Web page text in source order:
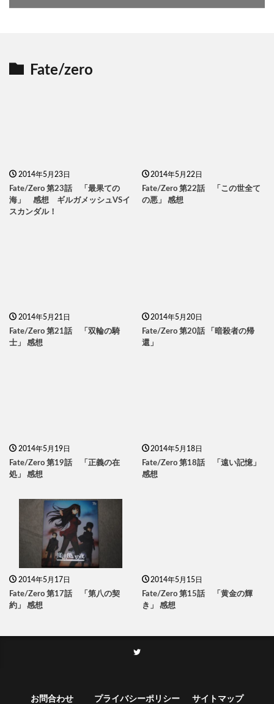
Fate/zero
2014年5月23日
Fate/Zero 第23話 「最果ての
海」 感想 ギルガメッシュVSイ
スカンダル！
2014年5月22日
Fate/Zero 第22話 「この世全て
の悪」 感想
2014年5月21日
Fate/Zero 第21話 「双輪の騎
士」 感想
2014年5月20日
Fate/Zero 第20話 「暗殺者の帰
還」
2014年5月19日
Fate/Zero 第19話 「正義の在
処」 感想
2014年5月18日
Fate/Zero 第18話 「遠い記憶」
感想
2014年5月17日
Fate/Zero 第17話 「第八の契
約」 感想
2014年5月15日
Fate/Zero 第15話 「黄金の輝
き」 感想
お問合わせ プライバシーポリシー サイトマップ